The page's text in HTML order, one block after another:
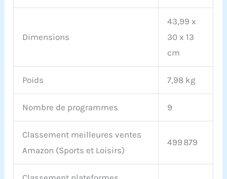
Transformez n'importe
quel endroit en salle de
haute qualité et superbe
design : plaque vibrante
portable fabriquée en
ABS durable, légère mais
est équipée de 4
caoutchouc solide sur le
fond et d'une surface
Dimensions
43,99 x
30 x 13
cm
Poids 7,98 kg
Nombre de programmes 9
Classement meilleures ventes
Amazon (Sports et Loisirs)
499 879